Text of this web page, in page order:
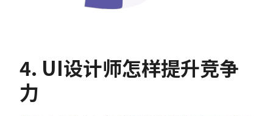
4. UI设计师怎样提升竞争
力